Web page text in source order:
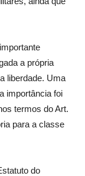
a própria
liberdade. Uma
importância foi
termos do Art.
para a classe
do